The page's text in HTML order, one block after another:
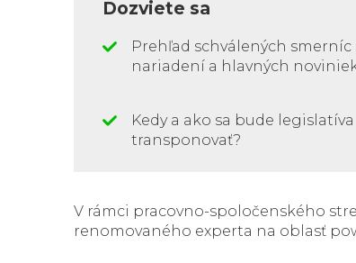
Dozviete sa
Prehľad schválených smerníc
nariadení a hlavných
Kedy a ako sa bude legislatíva
transponovať?
V rámci pracovno-spoločenského
renomovaného experta na oblasť